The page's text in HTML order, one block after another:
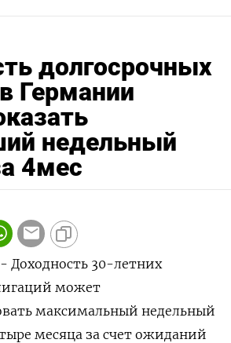
долгосрочных
Германии
недельный
4мес
Доходность 30-летних
может
максимальный недельный
месяца за счет ожиданий